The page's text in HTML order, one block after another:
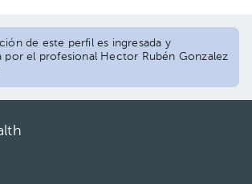
de este perfil es ingresada y
por el profesional Hector Rubén Gonzalez